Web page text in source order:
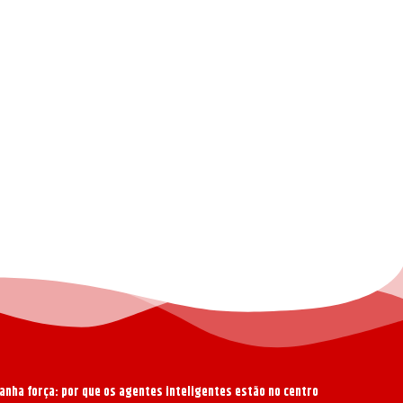
força: por que os agentes inteligentes estão no centro